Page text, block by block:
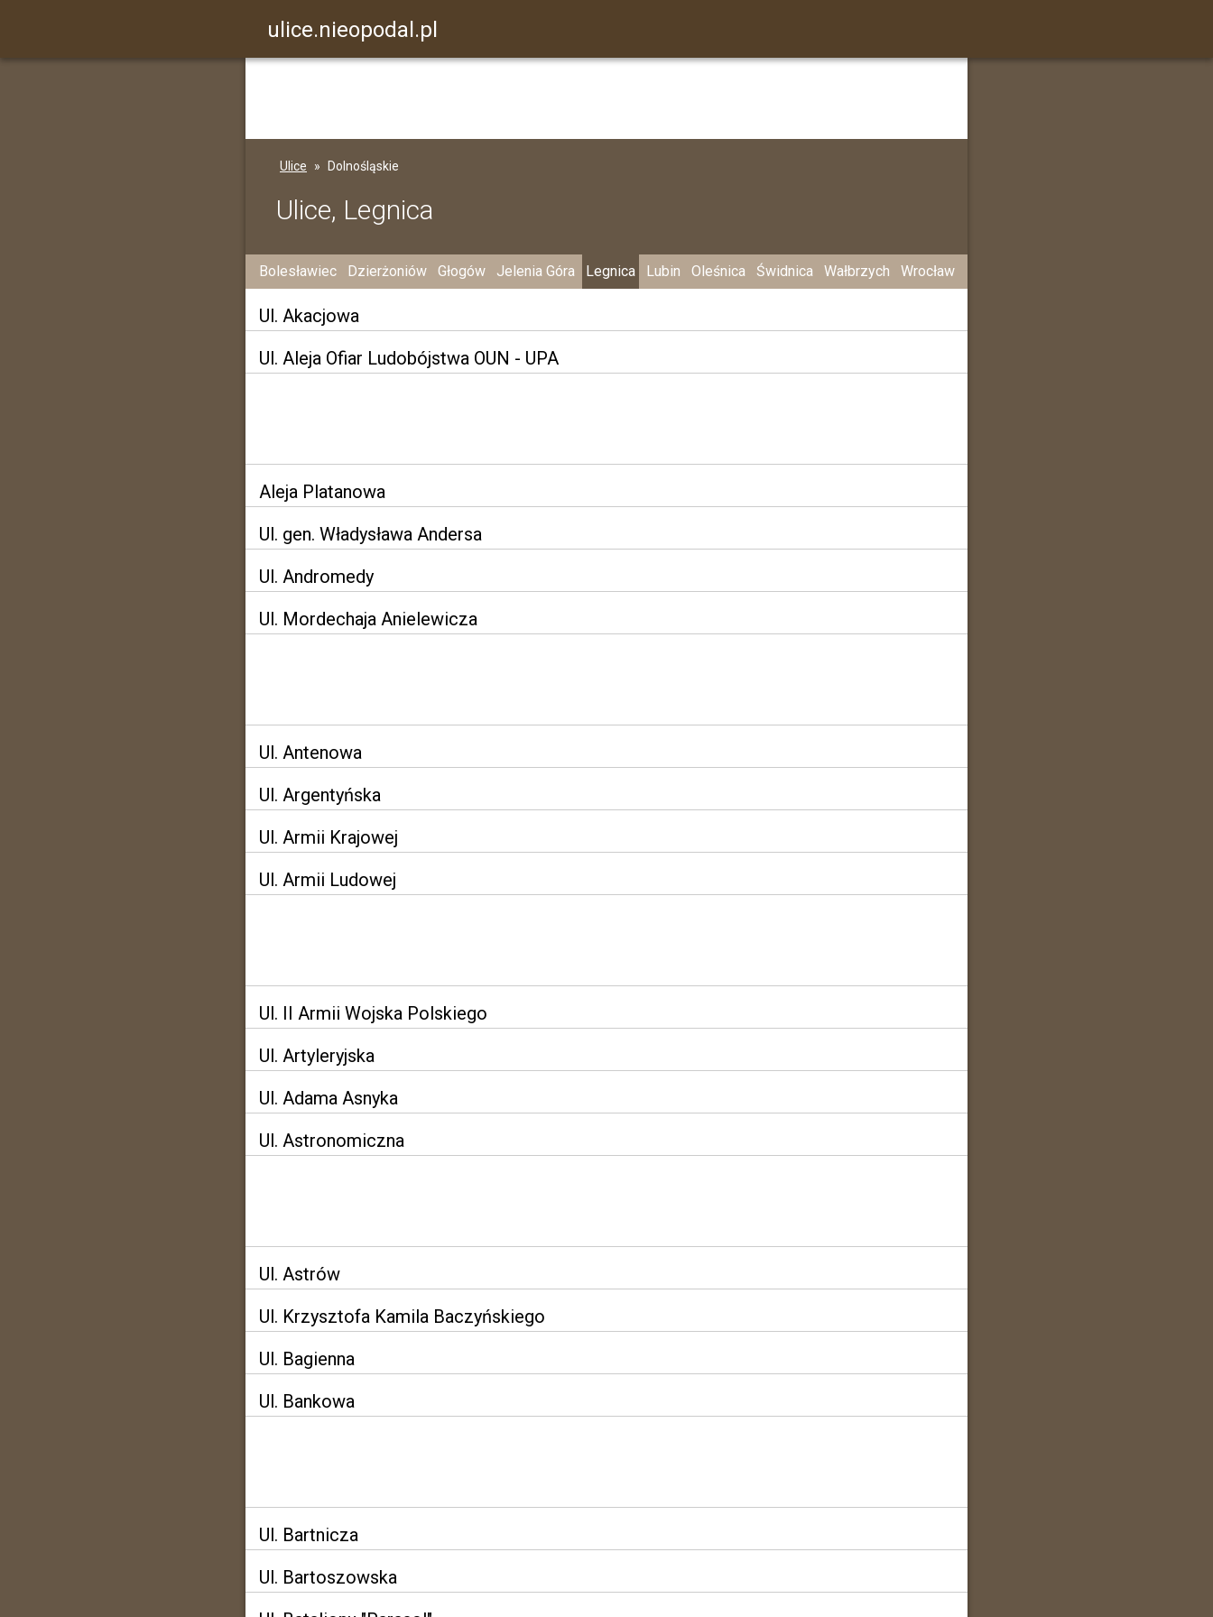
ulice.nieopodal.pl
Ulice Dolnośląskie
Ulice, Legnica
Bolesławiec Dzierżoniów Głogów Jelenia Góra Legnica Lubin Oleśnica Świdnica Wałbrzych Wrocław
Ul. Akacjowa
Ul. Aleja Ofiar Ludobójstwa OUN - UPA
Aleja Platanowa
Ul. gen. Władysława Andersa
Ul. Andromedy
Ul. Mordechaja Anielewicza
Ul. Antenowa
Ul. Argentyńska
Ul. Armii Krajowej
Ul. Armii Ludowej
Ul. II Armii Wojska Polskiego
Ul. Artyleryjska
Ul. Adama Asnyka
Ul. Astronomiczna
Ul. Astrów
Ul. Krzysztofa Kamila Baczyńskiego
Ul. Bagienna
Ul. Bankowa
Ul. Bartnicza
Ul. Bartoszowska